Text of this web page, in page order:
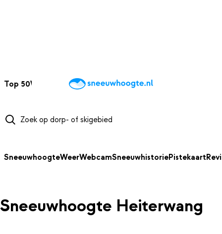
Top 50Webcams WintersportweerKaarten
SneeuwhoogteWeerWebcamSneeuwhistoriePistekaart
Sneeuwhoogte Heiterwang